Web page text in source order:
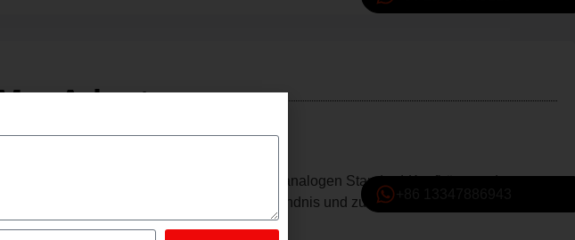
Adapter
Er ermöglicht den Anschluss von analogen Standard-Kopfhörern oder
einen umfassenden Leitfaden zum Verständnis und zur Verwendung eines USB-C-